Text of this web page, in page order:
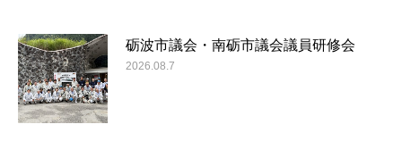
砺波市議会・南砺市議会議員研修会
2026.08.7